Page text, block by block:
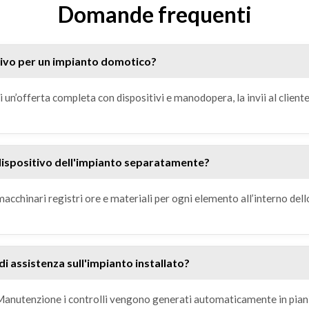
Domande frequenti
per un impianto domotico?
completa con dispositivi e manodopera, la invii al
dell'impianto separatamente?
registri ore e materiali per ogni elemento all’interno
assistenza sull'impianto installato?
i controlli vengono generati automaticamente in